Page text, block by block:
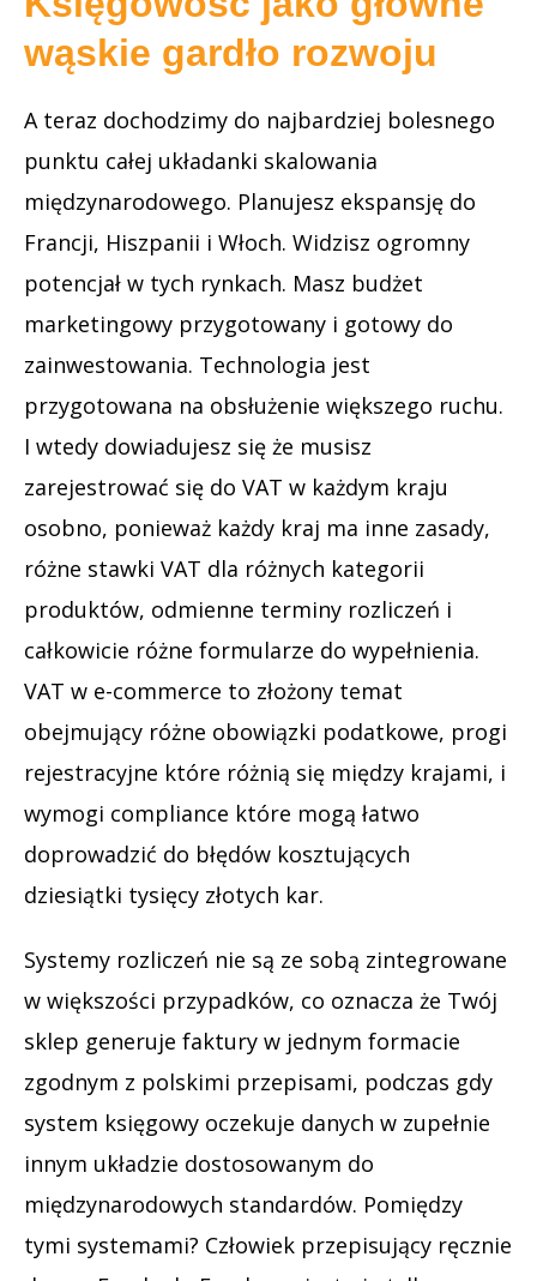
wąskie gardło rozwoju
A teraz dochodzimy do najbardziej bolesnego
punktu całej układanki skalowania
międzynarodowego. Planujesz ekspansję do
Francji, Hiszpanii i Włoch. Widzisz ogromny
potencjał w tych rynkach. Masz budżet
marketingowy przygotowany i gotowy do
zainwestowania. Technologia jest
przygotowana na obsłużenie większego ruchu.
I wtedy dowiadujesz się że musisz
zarejestrować się do VAT w każdym kraju
osobno, ponieważ każdy kraj ma inne zasady,
różne stawki VAT dla różnych kategorii
produktów, odmienne terminy rozliczeń i
całkowicie różne formularze do wypełnienia.
VAT w e-commerce to złożony temat
obejmujący różne obowiązki podatkowe, progi
rejestracyjne które różnią się między krajami, i
wymogi compliance które mogą łatwo
doprowadzić do błędów kosztujących
dziesiątki tysięcy złotych kar.
Systemy rozliczeń nie są ze sobą zintegrowane
w większości przypadków, co oznacza że Twój
sklep generuje faktury w jednym formacie
zgodnym z polskimi przepisami, podczas gdy
system księgowy oczekuje danych w zupełnie
innym układzie dostosowanym do
międzynarodowych standardów. Pomiędzy
tymi systemami? Człowiek przepisujący ręcznie